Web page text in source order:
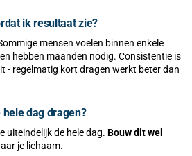
ik resultaat zie?
mensen voelen binnen enkele
hebben maanden nodig. Consistentie is
- regelmatig kort dragen werkt beter dan
hele dag dragen?
uiteindelijk de hele dag. Bouw dit wel
je lichaam.